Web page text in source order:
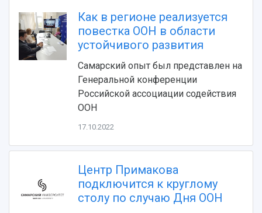
НАЗАД
Об университете
Ключевые факты
Руководство
Наблюдательный совет
Попечительский совет
Ученый совет
Главные новости
Объявления
СМИ об университете
Пресс-центр
Образование
Почему я выбираю Самарский университет?
Абитуриенту
Бакалавриат и специалитет
Формы обучения
Учебные планы
Дополнительное образование
Научно-исследовательская деятельность
Основные научные направления
Научные школы и ведущие научные коллективы
Диссертационные советы
Научно-технический совет
Научные проекты и темы
Как в регионе реализуется
повестка ООН в области
устойчивого развития
Самарский опыт был представлен на
Генеральной конференции
Российской ассоциации содействия
ООН
17.10.2022
Центр Примакова
подключится к круглому
столу по случаю Дня ООН